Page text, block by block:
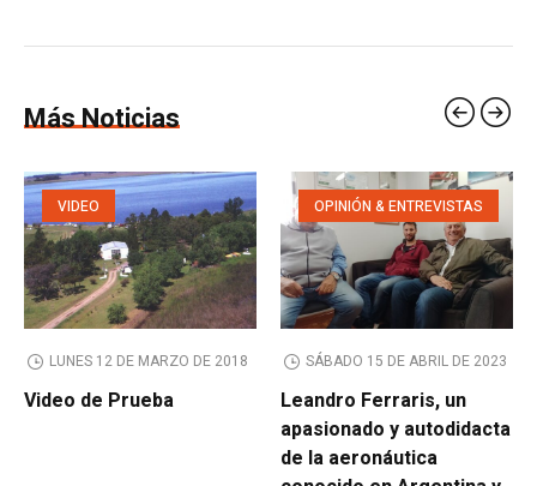
Más Noticias
VIDEO
LUNES 12 DE MARZO DE 2018
Video de Prueba
OPINIÓN & ENTREVISTAS
SÁBADO 15 DE ABRIL DE 2023
Leandro Ferraris, un
apasionado y autodidacta
de la aeronáutica